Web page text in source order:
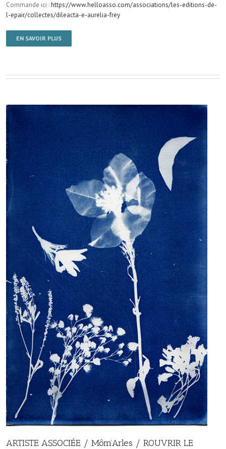
Commande ici :https://www.helloasso.com/associations/les-editions-de-
l-epair/collectes/dileacta-e-aurelia-frey
EN SAVOIR PLUS
ARTISTE ASSOCIÉE / Môm’Arles / ROUVRIR LE